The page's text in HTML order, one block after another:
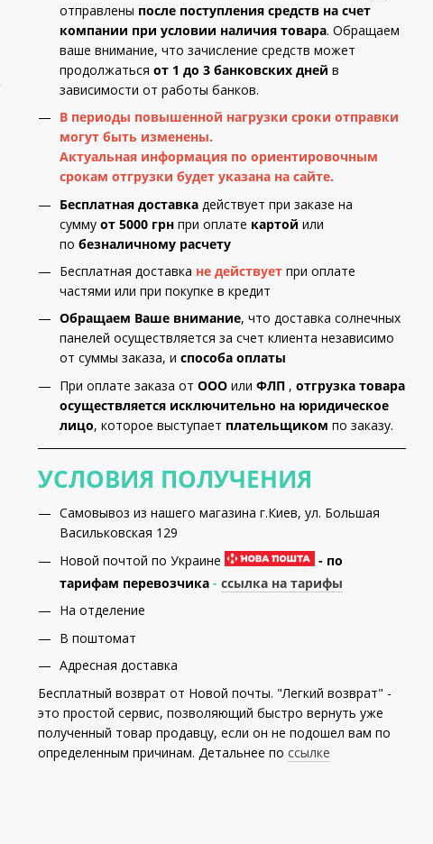
отправлены после поступления средств на счет
компании при условии наличия товара. Обращаем
ваше внимание, что зачисление средств может
продолжаться от 1 до 3 банковских дней в
зависимости от работы банков.
В периоды повышенной нагрузки сроки отправки
могут быть изменены.
Актуальная информация по ориентировочным
срокам отгрузки будет указана на сайте.
Бесплатная доставка действует при заказе на
сумму от 5000 грн при оплате картой или
по безналичному расчету
Бесплатная доставка не действует при оплате
частями или при покупке в кредит
Обращаем Ваше внимание, что доставка солнечных
панелей осуществляется за счет клиента независимо
от суммы заказа, и способа оплаты
При оплате заказа от ООО или ФЛП , отгрузка товара
осуществляется исключительно на юридическое
лицо, которое выступает плательщиком по заказу.
УСЛОВИЯ ПОЛУЧЕНИЯ
Самовывоз из нашего магазина г.Киев, ул. Большая
Васильковская 129
Новой почтой по Украине
- по
тарифам перевозчика - ссылка на тарифы
На отделение
В поштомат
Адресная доставка
Бесплатный возврат от Новой почты. "Легкий возврат" -
это простой сервис, позволяющий быстро вернуть уже
полученный товар продавцу, если он не подошел вам по
определенным причинам. Детальнее по ссылке